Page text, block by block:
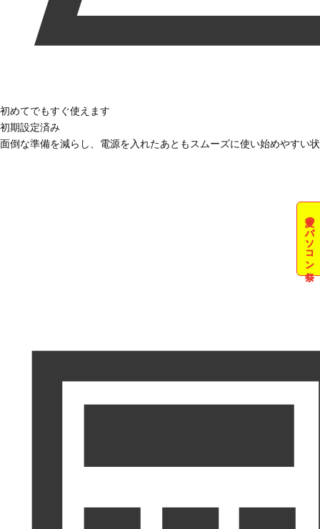
夏のパソコン祭
初めてでもすぐ使えます
初期設定済み
面倒な準備を減らし、電源を入れたあともスムーズに使い始めやすい